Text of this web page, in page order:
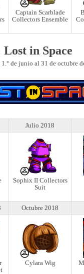
Captain Scarblade
Collectors Ensemble
in Space
de junio al 31 de octubre
Julio 2018
Sophix II Collectors
Suit
Octubre 2018
Cylara Wig